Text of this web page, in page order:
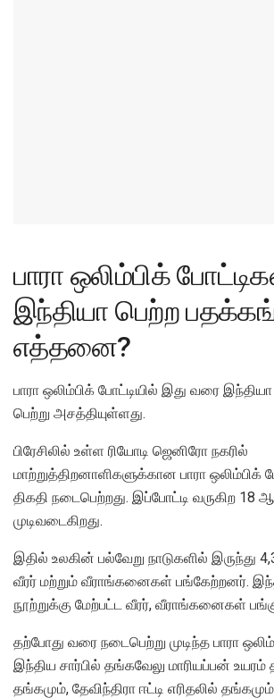
பாரா ஒலிம்பிக்
இந்தியா பெற்ற
எத்தனை?
பாரா ஒலிம்பிக் போட்டியில் இது வரை
பெற்று அசத்தியுள்ளது.
பிரேசிலில் உள்ள ரியோடி ஜெனிரோ நகரில்
மாற்றுத்திறனாளிகளுக்கான பாரா
திகதி நடைபெற்றது. இப்போட்டி வருகிற 18
முடிவடைகிறது.
இதில் உலகின் பல்வேறு நாடுகளில் இருந்து
வீரர் மற்றும் வீராங்கனைகள் பங்கேற்றனர்.
நூற்றுக்கு மேற்பட்ட வீரர், வீராங்கனைகள்
தற்போது வரை நடைபெற்று முடிந்த பாரா
இந்திய சார்பில் தங்கவேலு மாரியப்பன்
தங்கமும், தேவிந்திரா ஈட்டி எரிதலில்